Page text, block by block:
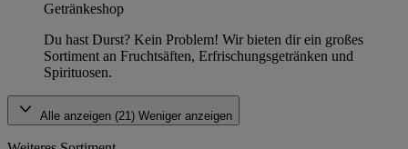
Getränkeshop
Du hast Durst? Kein Problem! Wir bieten dir ein großes
Sortiment an Fruchtsäften, Erfrischungsgetränken und
Spirituosen.
Alle anzeigen (21) Weniger anzeigen